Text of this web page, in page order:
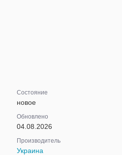
Состояние
новое
Обновлено
04.08.2026
Производитель
Украина